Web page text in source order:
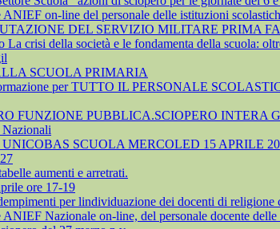
ANIEF on-line del personale delle istituzioni
DEL SERVIZIO MILITARE PRIMA
crisi della società e le fondamenta della scuola:
SCUOLA PRIMARIA
per TUTTO IL PERSONALE
FUNZIONE PUBBLICA.SCIOPERO INTERA
SCUOLA MERCOLED 15 APRILE
aumenti e arretrati.
ore 17-19
per lindividuazione dei docenti di religione
ANIEF Nazionale on-line, del personale docente